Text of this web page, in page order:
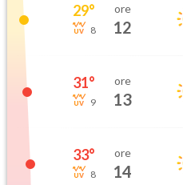
29°
8
ore
12
31°
9
ore
13
33°
8
ore
14